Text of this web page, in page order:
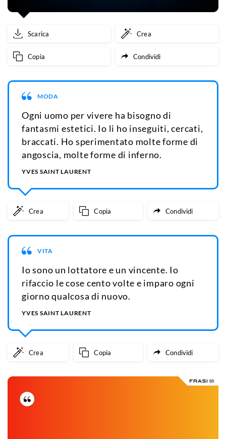
Scarica Crea
Copia Condividi
MODA
Ogni uomo per vivere ha bisogno di
fantasmi estetici. Io li ho inseguiti, cercati,
braccati. Ho sperimentato molte forme di
angoscia, molte forme di inferno.
YVES SAINT LAURENT
Crea Copia Condividi
VITA
Io sono un lottatore e un vincente. Io
rifaccio le cose cento volte e imparo ogni
giorno qualcosa di nuovo.
YVES SAINT LAURENT
Crea Copia Condividi